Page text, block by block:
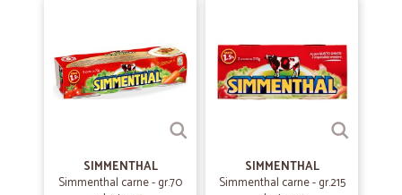
Precisi
Precisi, puntuali e veloci
06/07/2020
Chiara S.
Servizio ottimoSIMMENTHAL
Simmenthal carne - gr.70
SIMMENTHAL
Simmenthal carne - gr.215